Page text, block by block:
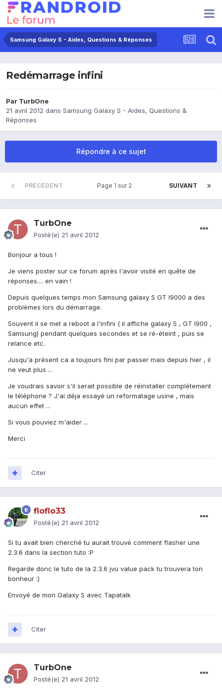
Samsung Galaxy S - Aides, Questions & Réponses
Redémarrage infini
Par TurbOne
21 avril 2012 dans Samsung Galaxy S - Aides, Questions &
Réponses
Répondre à ce sujet
PRÉCÉDENT SUIVANT
Page 1 sur 2
TurbOne
Posté(e) 21 avril 2012
Bonjour a tous !
Je viens poster sur ce forum après l'avoir visité en quête de
réponses.... en vain !
Depuis quelques temps mon Samsung galaxy S GT I9000 a des
problèmes lors du démarrage.
Souvent il se met a reboot a l'infini ( il affiche galaxy S , GT I900 ,
Samsung) pendant quelques secondes et se ré-éteint , puis se
relance etc.
Jusqu'a présent ca a toujours fini par passer mais depuis hier , il
ne veut plus ...
Je voudrais savoir s'il serait possible de réinstaller complètement
le téléphone ? J'ai déja essayé un reformatage usine , mais
aucun effet ...
Si vous pouviez m'aider ...
Merci
Citer
floflo33
Posté(e) 21 avril 2012
Si tu avait bien cherché tu aurait trouvé comment flasher une
2.3.6 dans la section tuto :P
Regarde donc le tuto de la 2.3.6 jvu value pack tu trouvera ton
bonheur :)
Envoyé de mon Galaxy S avec Tapatalk
Citer
TurbOne
Posté(e) 21 avril 2012